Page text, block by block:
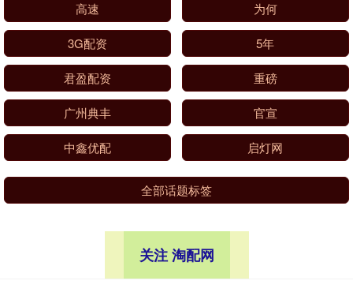
高速 为何
3G配资 5年
君盈配资 重磅
广州典丰 官宣
中鑫优配 启灯网
全部话题标签
关注 淘配网